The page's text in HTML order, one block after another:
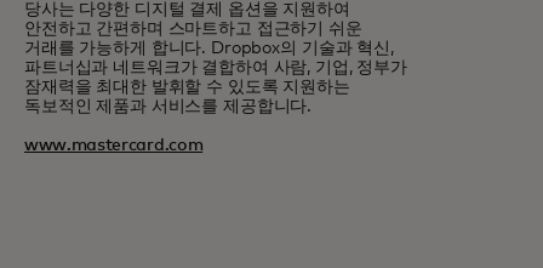
당사는 다양한 디지털 결제 옵션을 지원하여
안전하고 간편하며 스마트하고 접근하기 쉬운
거래를 가능하게 합니다. Dropbox의 기술과 혁신,
파트너십과 네트워크가 결합하여 사람, 기업, 정부가
잠재력을 최대한 발휘할 수 있도록 지원하는
독보적인 제품과 서비스를 제공합니다.
www.mastercard.com